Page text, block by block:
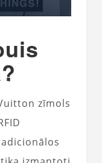
zīmols